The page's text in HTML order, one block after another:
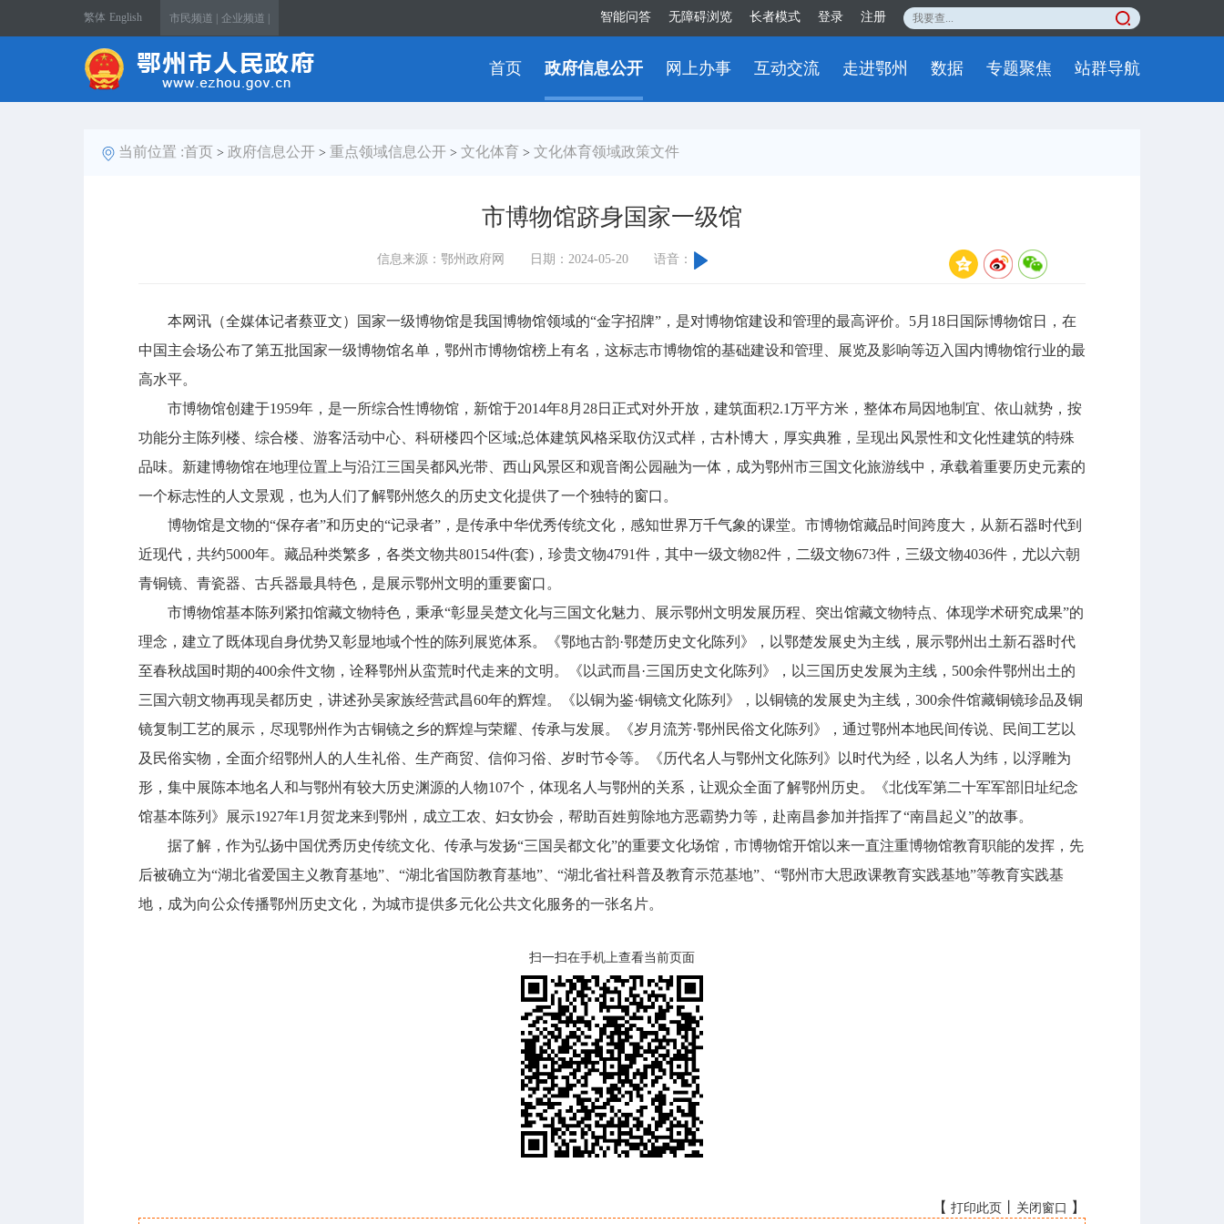
繁体 English 市民频道 | 企业频道 | 智能问答 无障碍浏览 长者模式 登录 注册
首页 政府信息公开 网上办事 互动交流 走进鄂州 数据 专题聚焦 站群导航
当前位置 :首页 > 政府信息公开 > 重点领域信息公开 > 文化体育 > 文化体育领域政策文件
市博物馆跻身国家一级馆
信息来源：鄂州政府网 日期：2024-05-20 语音：
本网讯（全媒体记者蔡亚文）国家一级博物馆是我国博物馆领域的“金字招牌”，是对博物馆建设和管理的最高评价。5月18日国际博物馆日，在
中国主会场公布了第五批国家一级博物馆名单，鄂州市博物馆榜上有名，这标志市博物馆的基础建设和管理、展览及影响等迈入国内博物馆行业的最
高水平。
市博物馆创建于1959年，是一所综合性博物馆，新馆于2014年8月28日正式对外开放，建筑面积2.1万平方米，整体布局因地制宜、依山就势，按
功能分主陈列楼、综合楼、游客活动中心、科研楼四个区域;总体建筑风格采取仿汉式样，古朴博大，厚实典雅，呈现出风景性和文化性建筑的特殊
品味。新建博物馆在地理位置上与沿江三国吴都风光带、西山风景区和观音阁公园融为一体，成为鄂州市三国文化旅游线中，承载着重要历史元素的
一个标志性的人文景观，也为人们了解鄂州悠久的历史文化提供了一个独特的窗口。
博物馆是文物的“保存者”和历史的“记录者”，是传承中华优秀传统文化，感知世界万千气象的课堂。市博物馆藏品时间跨度大，从新石器时代到
近现代，共约5000年。藏品种类繁多，各类文物共80154件(套)，珍贵文物4791件，其中一级文物82件，二级文物673件，三级文物4036件，尤以六朝
青铜镜、青瓷器、古兵器最具特色，是展示鄂州文明的重要窗口。
市博物馆基本陈列紧扣馆藏文物特色，秉承“彰显吴楚文化与三国文化魅力、展示鄂州文明发展历程、突出馆藏文物特点、体现学术研究成果”的
理念，建立了既体现自身优势又彰显地域个性的陈列展览体系。《鄂地古韵·鄂楚历史文化陈列》，以鄂楚发展史为主线，展示鄂州出土新石器时代
至春秋战国时期的400余件文物，诠释鄂州从蛮荒时代走来的文明。《以武而昌·三国历史文化陈列》，以三国历史发展为主线，500余件鄂州出土的
三国六朝文物再现吴都历史，讲述孙吴家族经营武昌60年的辉煌。《以铜为鉴·铜镜文化陈列》，以铜镜的发展史为主线，300余件馆藏铜镜珍品及铜
镜复制工艺的展示，尽现鄂州作为古铜镜之乡的辉煌与荣耀、传承与发展。《岁月流芳·鄂州民俗文化陈列》，通过鄂州本地民间传说、民间工艺以
及民俗实物，全面介绍鄂州人的人生礼俗、生产商贸、信仰习俗、岁时节令等。《历代名人与鄂州文化陈列》以时代为经，以名人为纬，以浮雕为
形，集中展陈本地名人和与鄂州有较大历史渊源的人物107个，体现名人与鄂州的关系，让观众全面了解鄂州历史。《北伐军第二十军军部旧址纪念
馆基本陈列》展示1927年1月贺龙来到鄂州，成立工农、妇女协会，帮助百姓剪除地方恶霸势力等，赴南昌参加并指挥了“南昌起义”的故事。
据了解，作为弘扬中国优秀历史传统文化、传承与发扬“三国吴都文化”的重要文化场馆，市博物馆开馆以来一直注重博物馆教育职能的发挥，先
后被确立为“湖北省爱国主义教育基地”、“湖北省国防教育基地”、“湖北省社科普及教育示范基地”、“鄂州市大思政课教育实践基地”等教育实践基
地，成为向公众传播鄂州历史文化，为城市提供多元化公共文化服务的一张名片。
扫一扫在手机上查看当前页面
【 打印此页 关闭窗口 】